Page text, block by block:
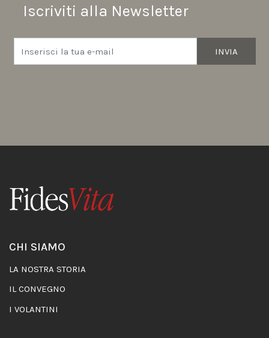
INVIA
Iscriviti alla Newsletter
CHI SIAMO
LA NOSTRA STORIA
IL CONVEGNO
I VOLANTINI